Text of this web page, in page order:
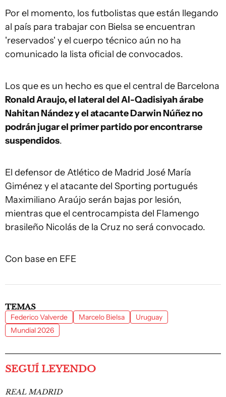
Por el momento, los futbolistas que están llegando
al país para trabajar con Bielsa se encuentran
'reservados' y el cuerpo técnico aún no ha
comunicado la lista oficial de convocados.
Los que es un hecho es que el central de Barcelona
Ronald Araujo, el lateral del Al-Qadisiyah árabe
Nahitan Nández y el atacante Darwin Núñez no
podrán jugar el primer partido por encontrarse
suspendidos.
El defensor de Atlético de Madrid José María
Giménez y el atacante del Sporting portugués
Maximiliano Araújo serán bajas por lesión,
mientras que el centrocampista del Flamengo
brasileño Nicolás de la Cruz no será convocado.
Con base en EFE
TEMAS
Federico Valverde Marcelo Bielsa
Uruguay
Mundial 2026
SEGUÍ LEYENDO
REAL MADRID